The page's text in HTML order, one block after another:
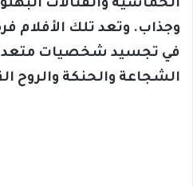
الحماسية والقتالات
وجذاب. وتعد تلك الأفلام
في تجسيد شخصيات
الشجاعة والحنكة والروح